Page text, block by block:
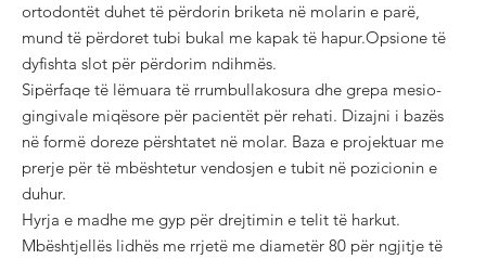
ortodontët duhet të përdorin briketa në molarin e parë,
mund të përdoret tubi bukal me kapak të hapur.Opsione të
dyfishta slot për përdorim ndihmës.
Sipërfaqe të lëmuara të rrumbullakosura dhe grepa mesio-
gingivale miqësore për pacientët për rehati. Dizajni i bazës
në formë doreze përshtatet në molar. Baza e projektuar me
prerje për të mbështetur vendosjen e tubit në pozicionin e
duhur.
Hyrja e madhe me gyp për drejtimin e telit të harkut.
Mbështjellës lidhës me rrjetë me diametër 80 për ngjitje të